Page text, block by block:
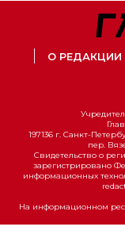
О РЕДАКЦИИ
197136 г. Санкт-
пер.
Свидетельство о
зарегистрировано
информационных
На информационном